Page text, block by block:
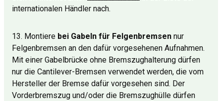
internationalen Händler nach.
13. Montiere bei Gabeln für Felgenbremsen nur
Felgenbremsen an den dafür vorgesehenen Aufnahmen.
Mit einer Gabelbrücke ohne Bremszughalterung dürfen
nur die Cantilever-Bremsen verwendet werden, die vom
Hersteller der Bremse dafür vorgesehen sind. Der
Vorderbremszug und/oder die Bremszughülle dürfen